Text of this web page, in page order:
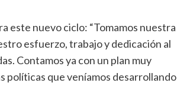
este nuevo ciclo: “Tomamos nuestra
esfuerzo, trabajo y dedicación al
Contamos ya con un plan muy
políticas que veníamos desarrollando